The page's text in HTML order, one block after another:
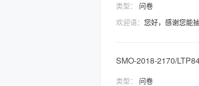
类型：
问卷
欢迎语： 您好，感谢您能
SMO-2018-2170/
类型：
问卷